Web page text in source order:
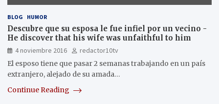
BLOG HUMOR
Descubre que su esposa le fue infiel por un vecino -
He discover that his wife was unfaithful to him
4 noviembre 2016
redactor10tv
El esposo tiene que pasar 2 semanas trabajando en un país
extranjero, alejado de su amada…
Continue Reading